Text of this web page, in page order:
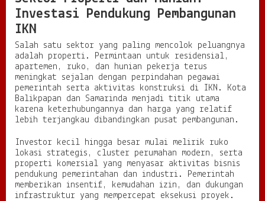
Investasi Pendukung Pembangunan
IKN
Salah satu sektor yang paling mencolok peluangnya
adalah properti. Permintaan untuk residensial,
apartemen, ruko, dan hunian pekerja terus
meningkat sejalan dengan perpindahan pegawai
pemerintah serta aktivitas konstruksi di IKN. Kota
Balikpapan dan Samarinda menjadi titik utama
karena keterhubungannya dan harga yang relatif
lebih terjangkau dibandingkan pusat pembangunan.
Investor kecil hingga besar mulai melirik ruko
lokasi strategis, cluster perumahan modern, serta
properti komersial yang menyasar aktivitas bisnis
pendukung pemerintahan dan industri. Pemerintah
memberikan insentif, kemudahan izin, dan dukungan
infrastruktur yang mempercepat eksekusi proyek.